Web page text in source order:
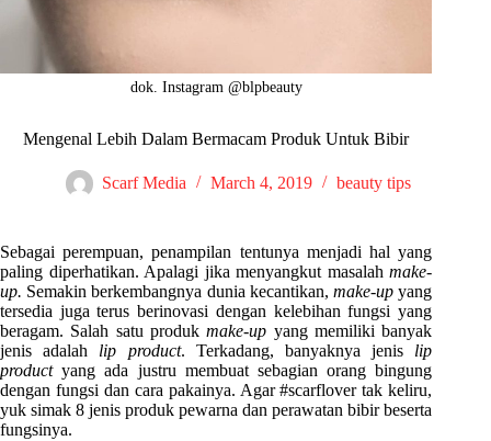
dok. Instagram @blpbeauty
Mengenal Lebih Dalam Bermacam Produk Untuk Bibir
Scarf Media March 4, 2019 beauty tips
Sebagai perempuan, penampilan tentunya menjadi hal yang
paling diperhatikan. Apalagi jika menyangkut masalahmake-
up. Semakin berkembangnya dunia kecantikan,make-up yang
tersedia juga terus berinovasi dengan kelebihan fungsi yang
beragam. Salah satu produkmake-up yang memiliki banyak
jenis adalah lip product. Terkadang, banyaknya jenis lip
productyang ada justru membuat sebagian orang bingung
dengan fungsi dan cara pakainya. Agar #scarflover tak keliru,
yuk simak 8 jenis produk pewarna dan perawatan bibir beserta
fungsinya.